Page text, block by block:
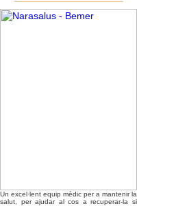
Un excel·lent equip mèdic per a mantenir la
salut, per ajudar al cos a recuperar-la si